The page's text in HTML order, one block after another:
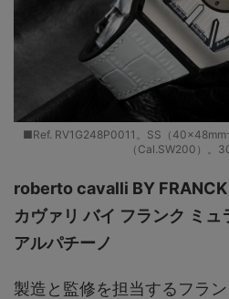
■Ref. RV1G248P0011。SS（40×48mm
（Cal.SW200）。
roberto cavalli BY FRANCK
カヴァリ バイ フランク ミュ
アルパチーノ
製造と監修を担当するフラ